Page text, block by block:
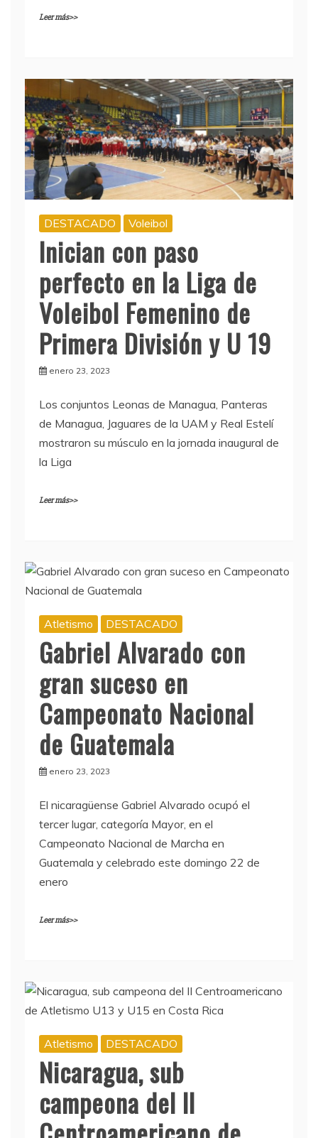
Leer más>>
DESTACADO Voleibol
Inician con paso
perfecto en la Liga de
Voleibol Femenino de
Primera División y U 19
enero 23, 2023
Los conjuntos Leonas de Managua, Panteras
de Managua, Jaguares de la UAM y Real Estelí
mostraron su músculo en la jornada inaugural de
la Liga
Leer más>>
Atletismo DESTACADO
Gabriel Alvarado con
gran suceso en
Campeonato Nacional
de Guatemala
enero 23, 2023
El nicaragüense Gabriel Alvarado ocupó el
tercer lugar, categoría Mayor, en el
Campeonato Nacional de Marcha en
Guatemala y celebrado este domingo 22 de
enero
Leer más>>
Atletismo DESTACADO
Nicaragua, sub
campeona del II